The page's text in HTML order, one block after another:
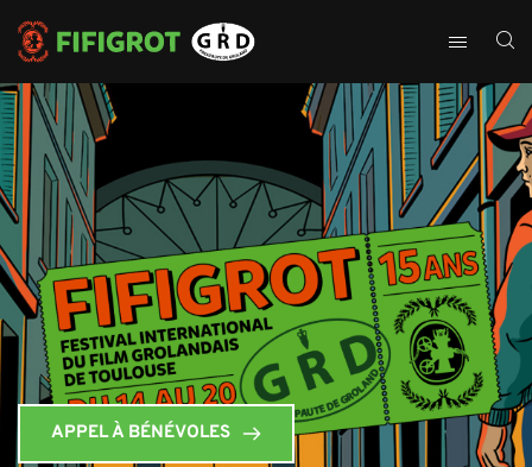
APPEL À BÉNÉVOLES